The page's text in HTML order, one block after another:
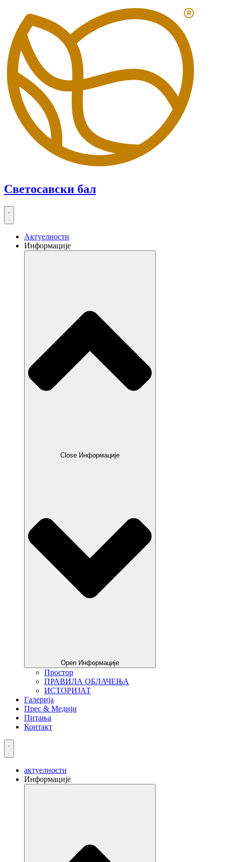
content
Светосавски бал
Aктуелности
Информације
Close Информације
Open Информације
Простор
ПРАВИЛА ОБЛАЧЕЊА
ИСТОРИЈАТ
Галерија
Прес & Медији
Питања
Контакт
актуелности
Информације